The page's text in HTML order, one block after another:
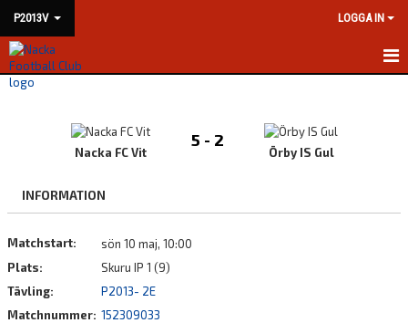
P2013V LOGGA IN
HEM
MATCHER
TRUPPEN
BILDGALLERI
Nacka FC Vit
5 - 2
Örby IS Gul
INFORMATION
Matchstart:
sön 10 maj, 10:00
Plats:
Skuru IP 1 (9)
Tävling:
P2013- 2E
Matchnummer: 152309033